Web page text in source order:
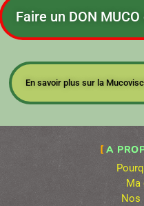
Faire un DON
En savoir plus sur la
A
Ma
Nos